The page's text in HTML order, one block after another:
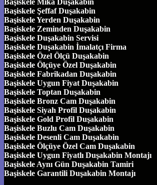
Başiskele Şeffaf Duşakabin
Başiskele Yerden Duşakabin
Başiskele Zeminden Duşakabin
Başiskele Duşakabin Servisi
Başiskele Duşakabin İmalatçı Firma
Başiskele Özel Ölçü Duşakabin
Başiskele Ölçüye Özel Duşakabin
Başiskele Fabrikadan Duşakabin
Başiskele Uygun Fiyat Duşakabin
Başiskele Toptan Duşakabin
Başiskele Bronz Cam Duşakabin
Başiskele Siyah Profil Duşakabin
Başiskele Gold Profil Duşakabin
Başiskele Buzlu Cam Duşakabin
Başiskele Desenli Cam Duşakabin
Başiskele Ölçüye Özel Cam Duşakabin
Başiskele Uygun Fiyatlı Duşakabin Montajı
Başiskele Aynı Gün Duşakabin Tamiri
Başiskele Garantili Duşakabin Montajı